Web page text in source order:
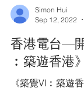
Sep 12, 2022
香港電台—
︰築遊香港